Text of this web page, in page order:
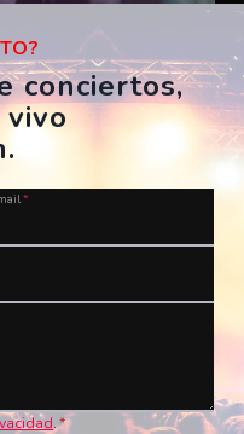
conciertos,
*
.*